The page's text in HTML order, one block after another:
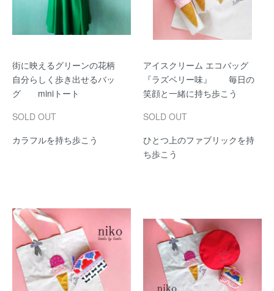
街に映えるグリーンの花柄
自分らしく歩き出せるバッ
グ miniトート
SOLD OUT
カラフルを持ち歩こう
アイスクリーム エコバッグ
『ラズベリー味』 毎日の
笑顔と一緒に持ち歩こう
SOLD OUT
ひとつ上のファブリックを持
ち歩こう